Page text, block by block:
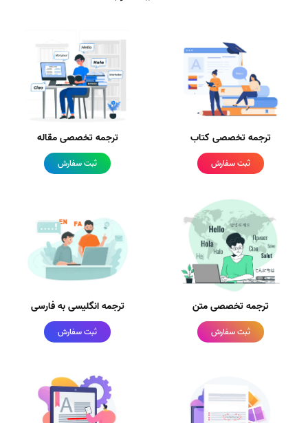
ترجمه تخصصی کتاب
ثبت سفارش
ترجمه تخصصی مقاله
ثبت سفارش
ترجمه تخصصی متن
ثبت سفارش
ترجمه انگلیسی به فارسی
ثبت سفارش